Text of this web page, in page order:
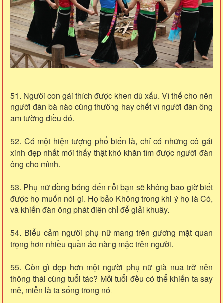
51. Người con gái thích được khen dù xấu. Vì thế cho nên
người đàn bà nào cũng thường hay chết vì người đàn ông
am tường điều đó.
52. Có một hiện tượng phổ biến là, chỉ có những cô gái
xinh đẹp nhất mới thấy thật khó khăn tìm được người đàn
ông cho mình.
53. Phụ nữ đồng bóng đến nỗi bạn sẽ không bao giờ biết
được họ muốn nói gì. Họ bảo Không trong khi ý họ là Có,
và khiến đàn ông phát điên chỉ để giải khuây.
54. Biểu cảm người phụ nữ mang trên gương mặt quan
trọng hơn nhiều quần áo nàng mặc trên người.
55. Còn gì đẹp hơn một người phụ nữ già nua trở nên
thông thái cùng tuổi tác? Mỗi tuổi đều có thể khiến ta say
mê, miễn là ta sống trong nó.